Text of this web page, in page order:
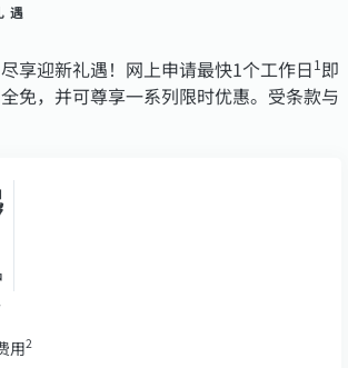
遇
享迎新礼遇！网上申请最快1个工作日1 即
免，并可尊享一系列限时优惠。受条款与
用2